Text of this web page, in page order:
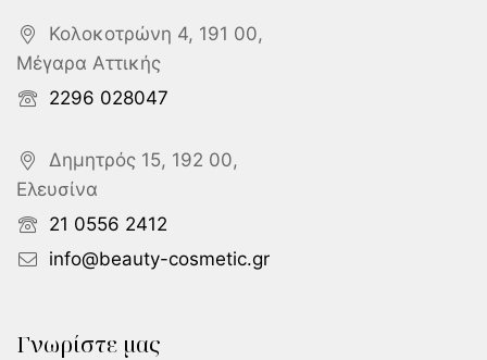
Κολοκοτρώνη 4, 191 00,
Μέγαρα Αττικής
2296 028047
Δημητρός 15, 192 00,
Ελευσίνα
21 0556 2412
info@beauty-cosmetic.gr
Γνωρίστε μας